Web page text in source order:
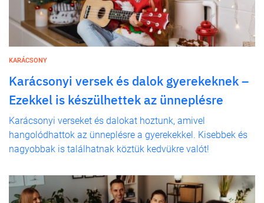
KARÁCSONY
Karácsonyi versek és dalok gyerekeknek –
Ezekkel is készülhettek az ünneplésre
Karácsonyi verseket és dalokat hoztunk, amivel
hangolódhattok az ünneplésre a gyerekekkel. Kisebbek és
nagyobbak is találhatnak köztük kedvükre valót!